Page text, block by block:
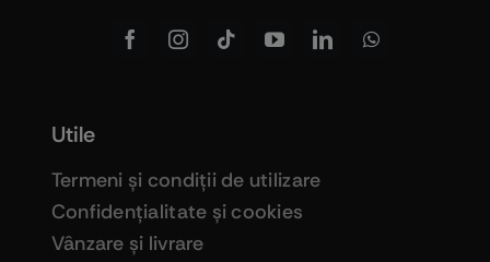
Utile
Termeni şi condiţii de utilizare
Confidenţialitate şi cookies
Vânzare şi livrare